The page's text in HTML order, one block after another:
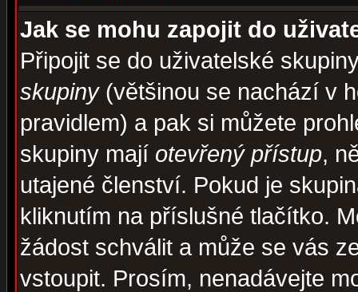
Jak se mohu zapojit do
Připojit se do uživatelské
skupiny(většinou se nachází v
pravidlem) a pak si můžete
skupiny mají otevřený přístup,
utajené členství. Pokud je
kliknutím na příslušné tlačítko.
žádost schválit a může se vás
vstoupit. Prosím, nenadávejte